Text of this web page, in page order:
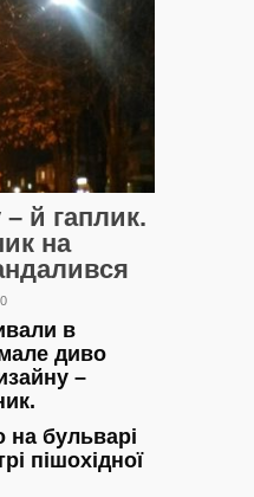
– й гаплик.
на
в
диво
–
на бульварі
пішохідної